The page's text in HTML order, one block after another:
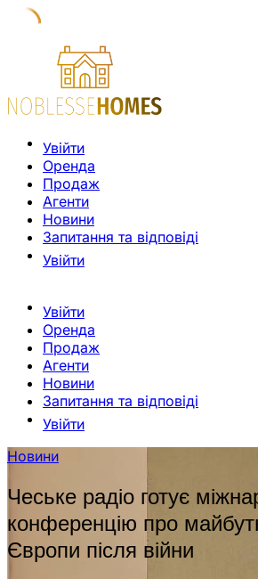
Увійти
Оренда
Продаж
Агенти
Новини
Запитання та відповіді
Увійти
Увійти
Оренда
Продаж
Агенти
Новини
Запитання та відповіді
Увійти
Новини
Чеське радіо готує
конференцію про
Європи після війни